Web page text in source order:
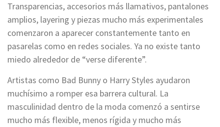
Transparencias, accesorios más llamativos, pantalones
amplios, layering y piezas mucho más experimentales
comenzaron a aparecer constantemente tanto en
pasarelas como en redes sociales. Ya no existe tanto
miedo alrededor de “verse diferente”.
Artistas como Bad Bunny o Harry Styles ayudaron
muchísimo a romper esa barrera cultural. La
masculinidad dentro de la moda comenzó a sentirse
mucho más flexible, menos rígida y mucho más